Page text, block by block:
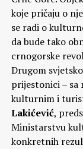
koje pričaju o
se radi o
da bude tako
crnogorske
Drugom
prijestonici – sa
kulturnim i
Lakićević,
Ministarstvu
konkretnih